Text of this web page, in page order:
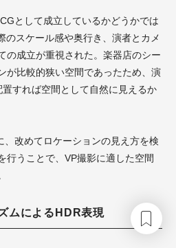
として成立しているかどうかでは
のスケール感や奥行き、演者とカメ
の成立が重視された。楽器店のシー
が比較的狭い空間であったため、演
すれば空間として自然に見えるか
改めてロケーションの見え方を検
行うことで、VP撮影に適した空間
ムによるHDR表現